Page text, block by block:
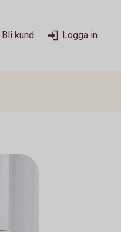
Bli kund Logga in